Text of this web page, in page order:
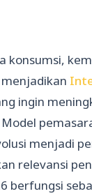
konsumsi,
ingin
menjadi
relevansi
berfungsi